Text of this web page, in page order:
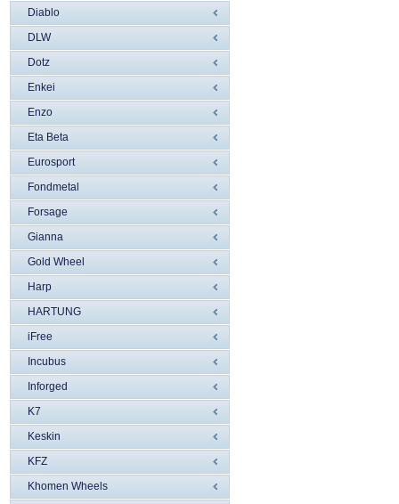
Diablo
DLW
Dotz
Enkei
Enzo
Eta Beta
Eurosport
Fondmetal
Forsage
Gianna
Gold Wheel
Harp
HARTUNG
iFree
Incubus
Inforged
K7
Keskin
KFZ
Khomen Wheels